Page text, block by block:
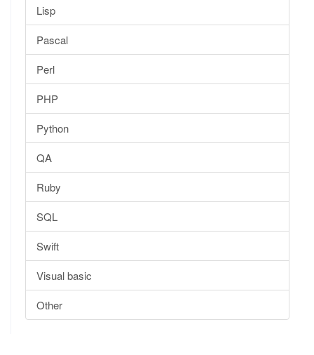
Lisp
Pascal
Perl
PHP
Python
QA
Ruby
SQL
Swift
Visual basic
Other